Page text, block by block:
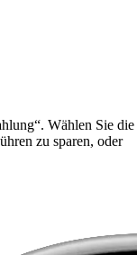
Wählen Sie die
zu sparen, oder